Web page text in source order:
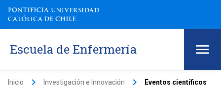
Escuela de Enfermería
Inicio keyboard_arrow_right Investigación e Innovación keyboard_arrow_right Eventos científicos